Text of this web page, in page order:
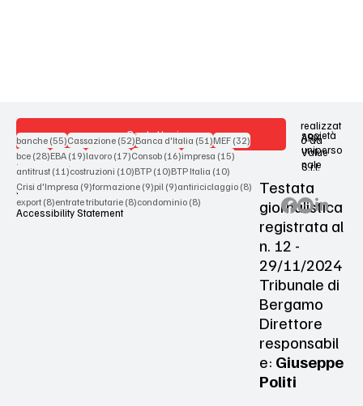
Contattaci
Terms & Conditions
Privacy Policy
Accessibility Statement
realizzat
o da
società
uniperso
nale
ARX
Value
S.r.l.
Testata
giornalistica
registrata al
n. 12 -
29/11/2024
Tribunale di
Bergamo
Direttore
responsabil
e: Giuseppe
Politi
banche (55)55 post
Cassazione (52)52 post
Banca d'Italia (51)51 post
MEF (32)32 post
bce (28)28 post
EBA (19)19 post
lavoro (17)17 post
Consob (16)16 post
impresa (15)15 post
antitrust (11)11 post
costruzioni (10)10 post
BTP (10)10 post
BTP Italia (10)10 post
Crisi d'Impresa (9)9 post
formazione (9)9 post
pil (9)9 post
antiriciclaggio (8)8 post
export (8)8 post
entrate tributarie (8)8 post
condominio (8)8 post